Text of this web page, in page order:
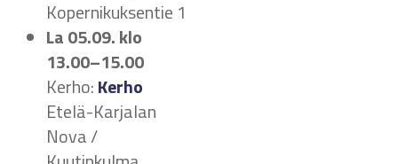
Kopernikuksentie 1
La 05.09.klo
13.00–15.00
Kerho:Kerho
Etelä-Karjalan
Nova /